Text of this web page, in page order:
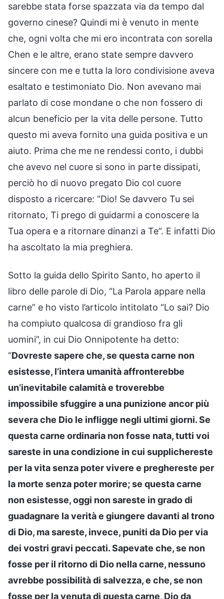
sarebbe stata forse spazzata via da tempo dal
governo cinese? Quindi mi è venuto in mente
che, ogni volta che mi ero incontrata con sorella
Chen e le altre, erano state sempre davvero
sincere con me e tutta la loro condivisione aveva
esaltato e testimoniato Dio. Non avevano mai
parlato di cose mondane o che non fossero di
alcun beneficio per la vita delle persone. Tutto
questo mi aveva fornito una guida positiva e un
aiuto. Prima che me ne rendessi conto, i dubbi
che avevo nel cuore si sono in parte dissipati,
perciò ho di nuovo pregato Dio col cuore
disposto a ricercare: “Dio! Se davvero Tu sei
ritornato, Ti prego di guidarmi a conoscere la
Tua opera e a ritornare dinanzi a Te”. E infatti Dio
ha ascoltato la mia preghiera.
Sotto la guida dello Spirito Santo, ho aperto il
libro delle parole di Dio, “La Parola appare nella
carne” e ho visto l’articolo intitolato “Lo sai? Dio
ha compiuto qualcosa di grandioso fra gli
uomini”, in cui Dio Onnipotente ha detto:
“Dovreste sapere che, se questa carne non
esistesse, l’intera umanità affronterebbe
un’inevitabile calamità e troverebbe
impossibile sfuggire a una punizione ancor più
severa che Dio le infligge negli ultimi giorni. Se
questa carne ordinaria non fosse nata, tutti voi
sareste in una condizione in cui supplichereste
per la vita senza poter vivere e preghereste per
la morte senza poter morire; se questa carne
non esistesse, oggi non sareste in grado di
guadagnare la verità e giungere davanti al trono
di Dio, ma sareste, invece, puniti da Dio per via
dei vostri gravi peccati. Sapevate che, se non
fosse per il ritorno di Dio nella carne, nessuno
avrebbe possibilità di salvezza, e che, se non
fosse per la venuta di questa carne, Dio da